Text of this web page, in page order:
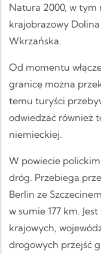
Natura 2000, w tym
krajobrazowy
Wkrzańska.
Od momentu
granicę można
temu turyści
odwiedzać również
niemieckiej.
W powiecie
dróg. Przebiega
Berlin ze
w sumie 177 km.
krajowych,
drogowych przejść